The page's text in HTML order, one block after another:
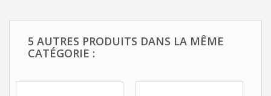
5 AUTRES PRODUITS DANS LA MÊME
CATÉGORIE :